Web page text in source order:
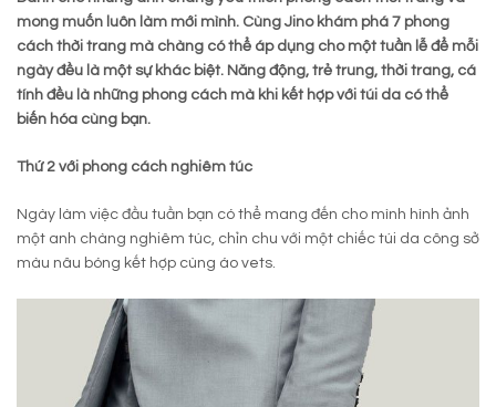
mong muốn luôn làm mới mình. Cùng Jino khám phá 7 phong
cách thời trang mà chàng có thể áp dụng cho một tuần lễ để mỗi
ngày đều là một sự khác biệt. Năng động, trẻ trung, thời trang, cá
tính đều là những phong cách mà khi kết hợp với túi da có thể
biến hóa cùng bạn.
Thứ 2 với phong cách nghiêm túc
Ngày làm việc đầu tuần bạn có thể mang đến cho mình hình ảnh
một anh chàng nghiêm túc, chỉn chu với một chiếc túi da công sở
màu nâu bóng kết hợp cùng áo vets.